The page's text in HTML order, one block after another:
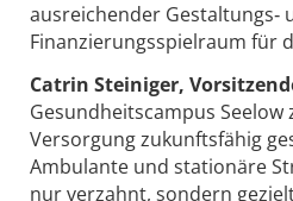
ausreichender Gestaltungs‑
Finanzierungsspielraum für
Catrin Steiniger,
Gesundheitscampus Seelow
Versorgung zukunftsfähig
Ambulante und stationäre
nur verzahnt, sondern